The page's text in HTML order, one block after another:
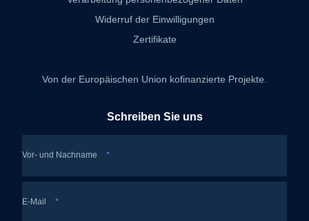
Widerruf der Einwilligungen
Zertifikate
Von der Europäischen Union kofinanzierte Projekte.
Schreiben Sie uns
Vor- und Nachname *
E-Mail *